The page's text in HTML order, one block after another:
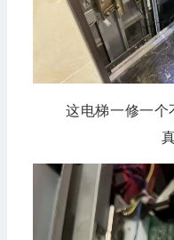
这电梯一修一个